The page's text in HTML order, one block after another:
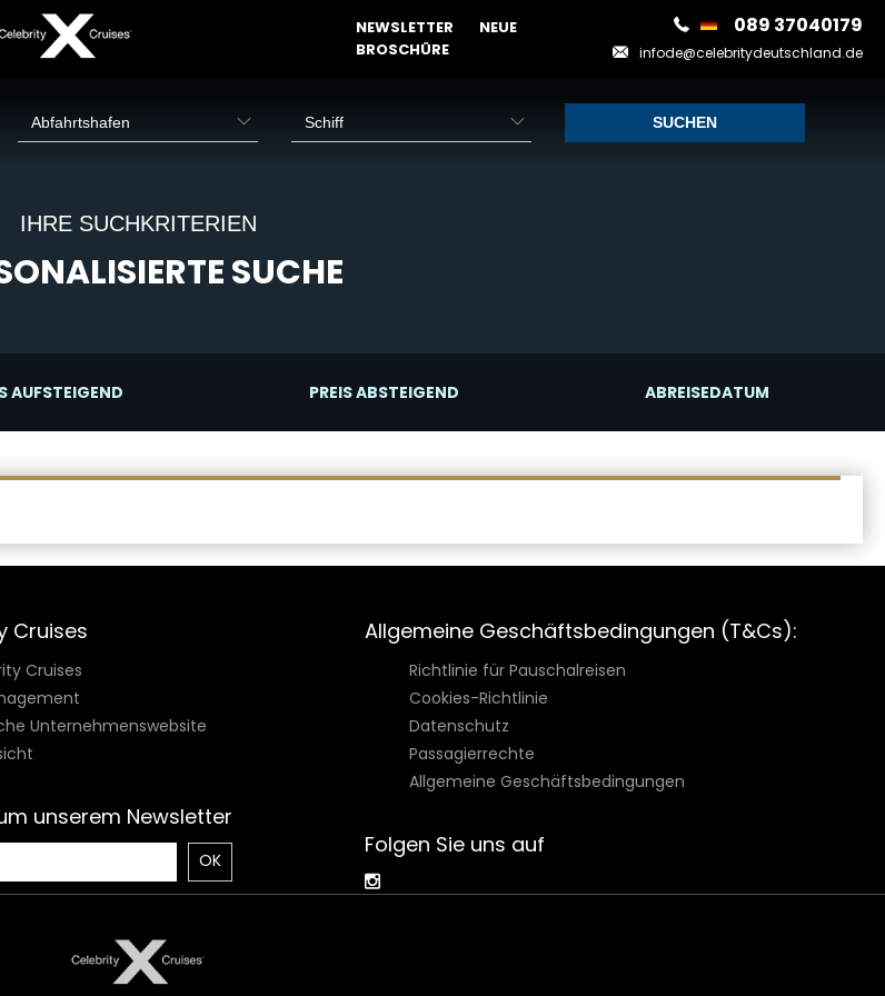
NEWSLETTER
NEUE
BROSCHÜRE
089 37040179
infode@celebritydeutschland.de
IHRE SUCHKRITERIEN
SUCHE
AUFSTEIGEND PREIS ABSTEIGEND ABREISEDATUM
Cruises
Cruises
Unternehmenswebsite
unserem Newsletter
OK
Allgemeine Geschäftsbedingungen (T&Cs):
Richtlinie für Pauschalreisen
Cookies-Richtlinie
Datenschutz
Passagierrechte
Allgemeine Geschäftsbedingungen
Folgen Sie uns auf